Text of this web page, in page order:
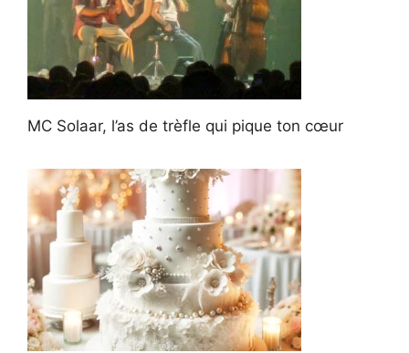
MC Solaar, l’as de trèfle qui pique ton cœur